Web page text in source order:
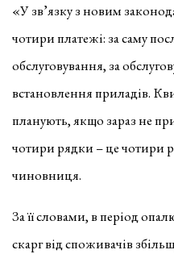
«У зв’язку з новим
чотири платежі: за саму
обслуговування, за
встановлення приладів.
планують, якщо зараз не
чотири рядки – це чотири
чиновниця.
За її словами, в період
скарг від споживачів